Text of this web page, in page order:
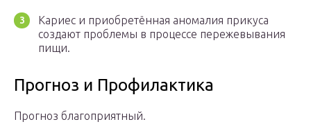
Кариес и приобретённая аномалия прикуса
создают проблемы в процессе пережевывания
пищи.
Прогноз и Профилактика
Прогноз благоприятный.